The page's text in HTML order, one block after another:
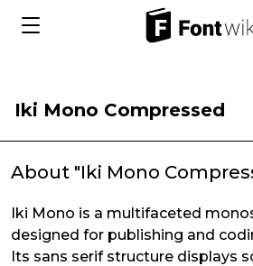
Iki Mono Compressed
About "Iki Mono
Iki Mono is a multifaceted
designed for publishing and
Its sans serif structure displays